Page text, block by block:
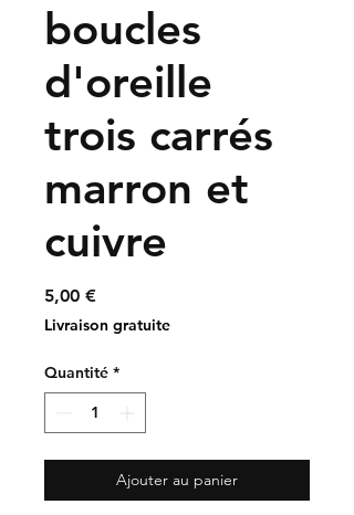
boucles
d'oreille
trois carrés
marron et
cuivre
5,00 €Prix
Livraison gratuite
Quantité *
Ajouter au panier